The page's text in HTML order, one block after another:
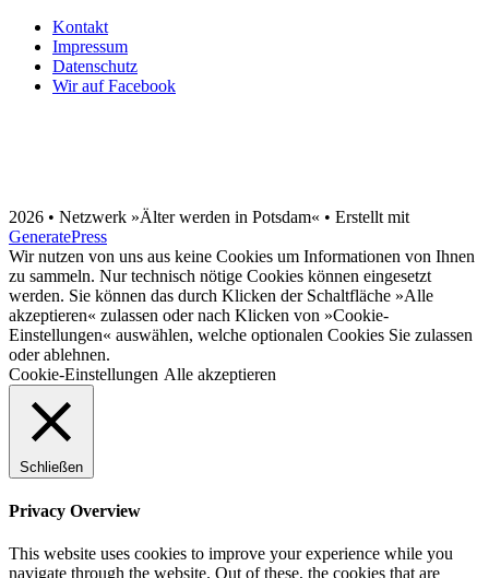
Kontakt
Impressum
Datenschutz
Wir auf Facebook
2026 • Netz­werk »Älter wer­den in Pots­dam« • Erstellt mit
GeneratePress
Wir nutzen von uns aus keine Cookies um Informationen von Ihnen
zu sammeln. Nur technisch nötige Cookies können eingesetzt
werden. Sie können das durch Klicken der Schaltfläche »Alle
akzeptieren« zulassen oder nach Klicken von »Cookie-
Einstellungen« auswählen, welche optionalen Cookies Sie zulassen
oder ablehnen.
Cookie-Einstellungen Alle akzeptieren
Schließen
Privacy Overview
This website uses cookies to improve your experience while you
navigate through the website. Out of these, the cookies that are